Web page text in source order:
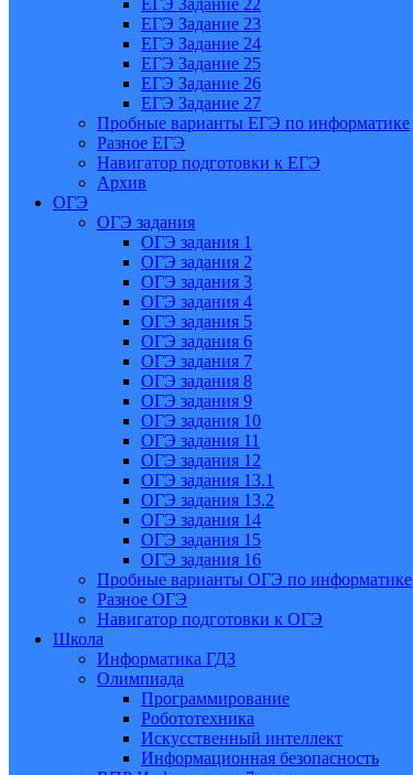
ЕГЭ Задание 22
ЕГЭ Задание 23
ЕГЭ Задание 24
ЕГЭ Задание 25
ЕГЭ Задание 26
ЕГЭ Задание 27
Пробные варианты ЕГЭ по информатике
Разное ЕГЭ
Навигатор подготовки к ЕГЭ
Архив
ОГЭ
ОГЭ задания
ОГЭ задания 1
ОГЭ задания 2
ОГЭ задания 3
ОГЭ задания 4
ОГЭ задания 5
ОГЭ задания 6
ОГЭ задания 7
ОГЭ задания 8
ОГЭ задания 9
ОГЭ задания 10
ОГЭ задания 11
ОГЭ задания 12
ОГЭ задания 13.1
ОГЭ задания 13.2
ОГЭ задания 14
ОГЭ задания 15
ОГЭ задания 16
Пробные варианты ОГЭ по информатике
Разное ОГЭ
Навигатор подготовки к ОГЭ
Школа
Информатика ГДЗ
Олимпиада
Программирование
Робототехника
Искусственный интеллект
Информационная безопасность